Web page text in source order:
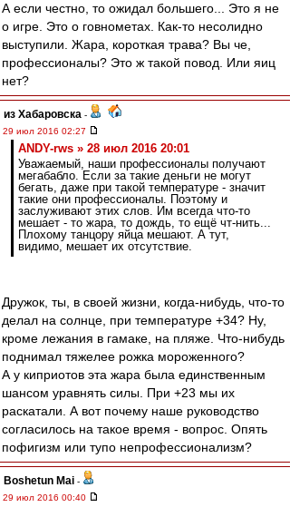
А если честно, то ожидал большего... Это я не
о игре. Это о говнометах. Как-то несолидно
выступили. Жара, короткая трава? Вы че,
профессионалы? Это ж такой повод. Или яиц
нет?
из Хабаровска -
29 июл 2016 02:27
ANDY-rws » 28 июл 2016 20:01
Уважаемый, наши профессионалы получают
мегабабло. Если за такие деньги не могут
бегать, даже при такой температуре - значит
такие они профессионалы. Поэтому и
заслуживают этих слов. Им всегда что-то
мешает - то жара, то дождь, то ещё чт-нить...
Плохому танцору яйца мешают. А тут,
видимо, мешает их отсутствие.
Дружок, ты, в своей жизни, когда-нибудь, что-то
делал на солнце, при температуре +34? Ну,
кроме лежания в гамаке, на пляже. Что-нибудь
поднимал тяжелее рожка мороженного?
А у киприотов эта жара была единственным
шансом уравнять силы. При +23 мы их
раскатали. А вот почему наше руководство
согласилось на такое время - вопрос. Опять
пофигизм или тупо непрофессионализм?
Boshetun Mai -
29 июл 2016 00:40